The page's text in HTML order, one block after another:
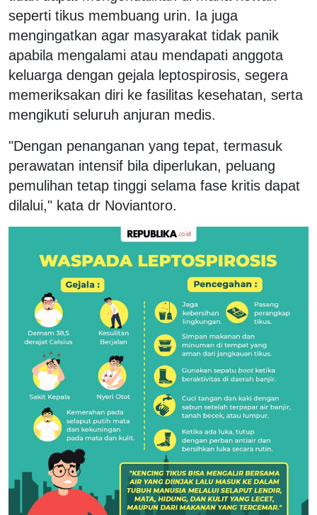
seperti tikus membuang urin. Ia juga
mengingatkan agar masyarakat tidak panik
apabila mengalami atau mendapati anggota
keluarga dengan gejala leptospirosis, segera
memeriksakan diri ke fasilitas kesehatan, serta
mengikuti seluruh anjuran medis.
"Dengan penanganan yang tepat, termasuk
perawatan intensif bila diperlukan, peluang
pemulihan tetap tinggi selama fase kritis dapat
dilalui," kata dr Noviantoro.